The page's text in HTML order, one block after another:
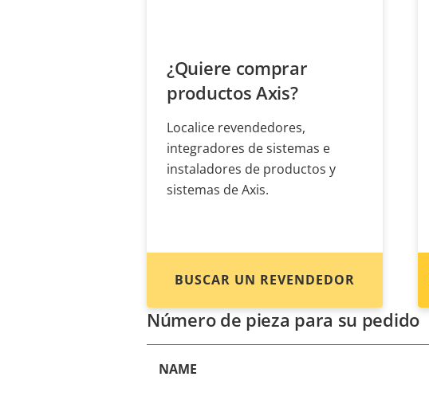
¿Quiere comprar
productos Axis?
Localice revendedores,
integradores de sistemas e
instaladores de productos y
sistemas de Axis.
BUSCAR UN REVENDEDOR
Número de pieza para su pedido
NAME